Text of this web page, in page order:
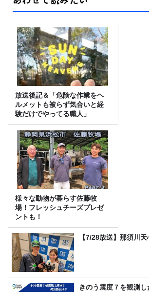
放送後記＆「危険な作業をヘ
ルメットも被らず気合いと経
験だけでやってる職人」
様々な動物が暮らす佐藤牧
場！フレッシュチーズプレゼ
ントも！
【7/28放送】那須川
きのう震度７を観測